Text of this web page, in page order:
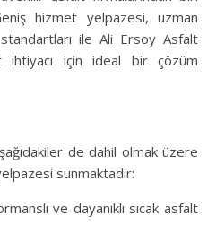
hizmet yelpazesi, uzman
ile Ali Ersoy Asfalt
ihtiyacı için ideal bir çözüm
de dahil olmak üzere
sunmaktadır:
ve dayanıklı sıcak asfalt